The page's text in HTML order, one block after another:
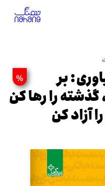
%
بر
را رها کن
آزاد کن